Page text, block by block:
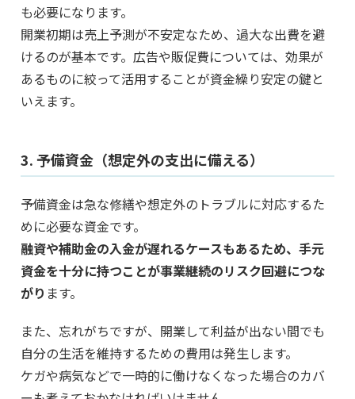
も必要になります。
開業初期は売上予測が不安定なため、過大な出費を避
けるのが基本です。広告や販促費については、効果が
あるものに絞って活用することが資金繰り安定の鍵と
いえます。
3. 予備資金（想定外の支出に備える）
予備資金は急な修繕や想定外のトラブルに対応するた
めに必要な資金です。
融資や補助金の入金が遅れるケースもあるため、手元
資金を十分に持つことが事業継続のリスク回避につな
がり ます。
また、忘れがちですが、開業して利益が出ない間でも
自分の生活を維持するための費用は発生します。
ケガや病気などで一時的に働けなくなった場合のカバ